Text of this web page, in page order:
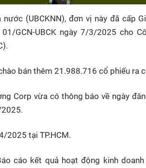
(UBCKNN), đơn vị này đã cấp
GCN-UBCK ngày 7/3/2025 cho
bán thêm 21.988.716 cổ phiếu ra
Corp vừa có thông báo về ngày
2025 tại TP.HCM.
cáo kết quả hoạt động kinh